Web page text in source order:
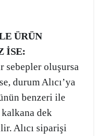
ÜRÜN
İSE:
sebepler oluşursa
durum Alıcı’ya
benzeri ile
dek
Alıcı siparişi